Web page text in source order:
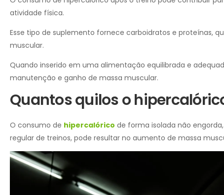
atividade física.
Esse tipo de suplemento fornece carboidratos e proteínas,
muscular.
Quando inserido em uma alimentação equilibrada e
manutenção e ganho de massa muscular.
Quantos quilos o
O consumo de hipercalórico de forma isolada não
regular de treinos, pode resultar no aumento de massa